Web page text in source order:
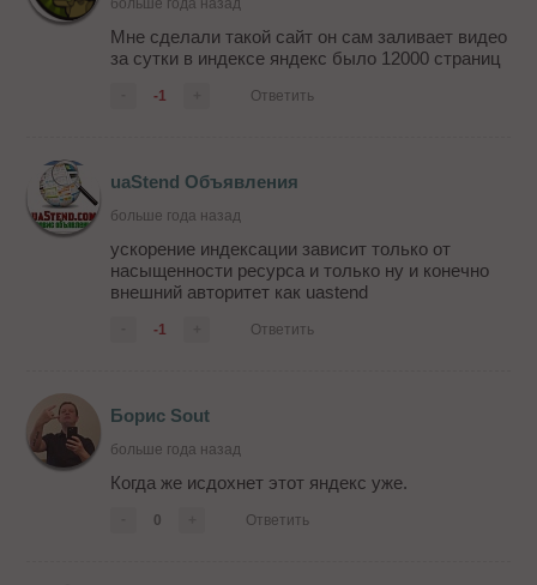
больше года назад
Мне сделали такой сайт он сам заливает видео
за сутки в индексе яндекс было 12000 страниц
-1 Ответить
uaStend Объявления
больше года назад
ускорение индексации зависит только от
насыщенности ресурса и только ну и конечно
внешний авторитет как uastend
-1 Ответить
Борис Sout
больше года назад
Когда же исдохнет этот яндекс уже.
0 Ответить